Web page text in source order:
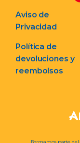
Aviso de
Privacidad
Política de
devoluciones y
reembolsos
Formamos parte del